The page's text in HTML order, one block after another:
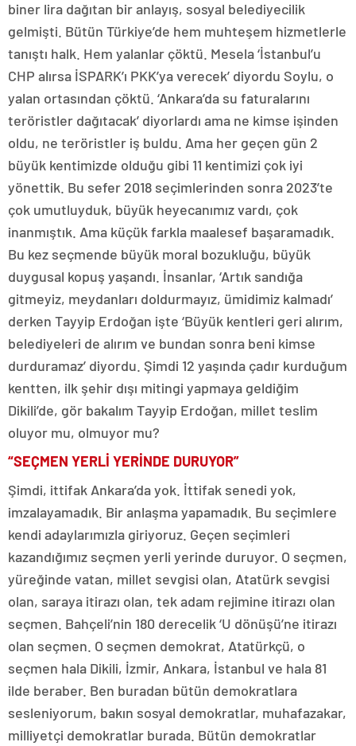
biner lira dağıtan bir anlayış, sosyal belediyecilik
gelmişti. Bütün Türkiye’de hem muhteşem hizmetlerle
tanıştı halk. Hem yalanlar çöktü. Mesela ‘İstanbul’u
CHP alırsa İSPARK’ı PKK’ya verecek’ diyordu Soylu, o
yalan ortasından çöktü. ‘Ankara’da su faturalarını
teröristler dağıtacak’ diyorlardı ama ne kimse işinden
oldu, ne teröristler iş buldu. Ama her geçen gün 2
büyük kentimizde olduğu gibi 11 kentimizi çok iyi
yönettik. Bu sefer 2018 seçimlerinden sonra 2023’te
çok umutluyduk, büyük heyecanımız vardı, çok
inanmıştık. Ama küçük farkla maalesef başaramadık.
Bu kez seçmende büyük moral bozukluğu, büyük
duygusal kopuş yaşandı. İnsanlar, ‘Artık sandığa
gitmeyiz, meydanları doldurmayız, ümidimiz kalmadı’
derken Tayyip Erdoğan işte ‘Büyük kentleri geri alırım,
belediyeleri de alırım ve bundan sonra beni kimse
durduramaz’ diyordu. Şimdi 12 yaşında çadır kurduğum
kentten, ilk şehir dışı mitingi yapmaya geldiğim
Dikili’de, gör bakalım Tayyip Erdoğan, millet teslim
oluyor mu, olmuyor mu?
“SEÇMEN YERLİ YERİNDE DURUYOR”
Şimdi, ittifak Ankara’da yok. İttifak senedi yok,
imzalayamadık. Bir anlaşma yapamadık. Bu seçimlere
kendi adaylarımızla giriyoruz. Geçen seçimleri
kazandığımız seçmen yerli yerinde duruyor. O seçmen,
yüreğinde vatan, millet sevgisi olan, Atatürk sevgisi
olan, saraya itirazı olan, tek adam rejimine itirazı olan
seçmen. Bahçeli’nin 180 derecelik ‘U dönüşü’ne itirazı
olan seçmen. O seçmen demokrat, Atatürkçü, o
seçmen hala Dikili, İzmir, Ankara, İstanbul ve hala 81
ilde beraber. Ben buradan bütün demokratlara
sesleniyorum, bakın sosyal demokratlar, muhafazakar,
milliyetçi demokratlar burada. Bütün demokratlar